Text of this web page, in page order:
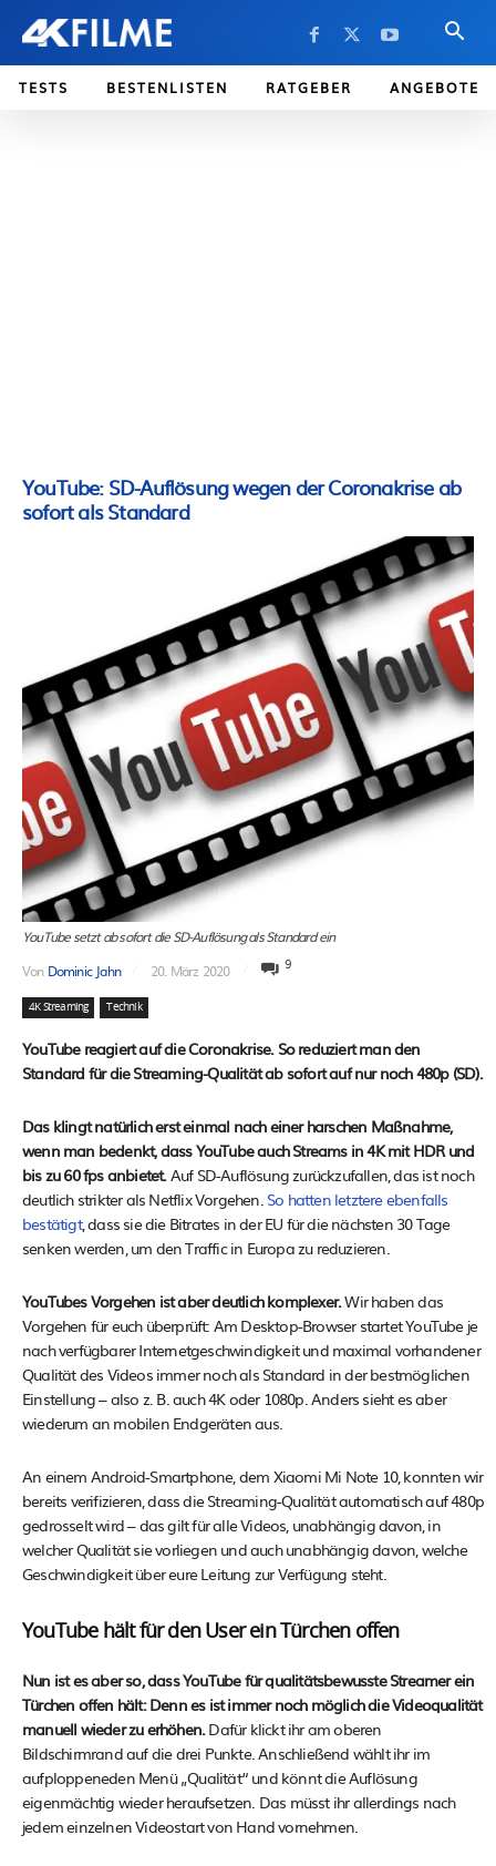
TESTS BESTENLISTEN RATGEBER ANGEBOTE
YouTube: SD-Auflösung wegen der Coronakrise ab
sofort als Standard
YouTube setzt ab sofort die SD-Auflösung als Standard ein
Von Dominic Jahn 20. März 2020 9
4K Streaming Technik
YouTube reagiert auf die Coronakrise. So reduziert man den
Standard für die Streaming-Qualität ab sofort auf nur noch 480p (SD).
Das klingt natürlich erst einmal nach einer harschen Maßnahme,
wenn man bedenkt, dass YouTube auch Streams in 4K mit HDR und
bis zu 60 fps anbietet.Auf SD-Auflösung zurückzufallen, das ist noch
deutlich strikter als Netflix Vorgehen. So hatten letztere ebenfalls
bestätigt, dass sie die Bitrates in der EU für die nächsten 30 Tage
senken werden, um den Traffic in Europa zu reduzieren.
YouTubes Vorgehen ist aber deutlich komplexer.Wir haben das
Vorgehen für euch überprüft: Am Desktop-Browser startet YouTube je
nach verfügbarer Internetgeschwindigkeit und maximal vorhandener
Qualität des Videos immer noch als Standard in der bestmöglichen
Einstellung – also z. B. auch 4K oder 1080p. Anders sieht es aber
wiederum an mobilen Endgeräten aus.
An einem Android-Smartphone, dem Xiaomi Mi Note 10, konnten wir
bereits verifizieren, dass die Streaming-Qualität automatisch auf 480p
gedrosselt wird – das gilt für alle Videos, unabhängig davon, in
welcher Qualität sie vorliegen und auch unabhängig davon, welche
Geschwindigkeit über eure Leitung zur Verfügung steht.
YouTube hält für den User ein Türchen offen
Nun ist es aber so, dass YouTube für qualitätsbewusste Streamer ein
Türchen offen hält: Denn es ist immer noch möglich die Videoqualität
manuell wieder zu erhöhen.Dafür klickt ihr am oberen
Bildschirmrand auf die drei Punkte. Anschließend wählt ihr im
aufploppeneden Menü „Qualität“ und könnt die Auflösung
eigenmächtig wieder heraufsetzen. Das müsst ihr allerdings nach
jedem einzelnen Videostart von Hand vornehmen.